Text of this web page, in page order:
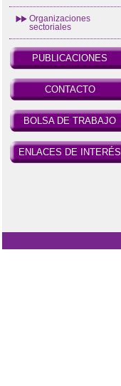
Organizaciones
sectoriales
PUBLICACIONES
CONTACTO
BOLSA DE TRABAJO
ENLACES DE INTERÉS